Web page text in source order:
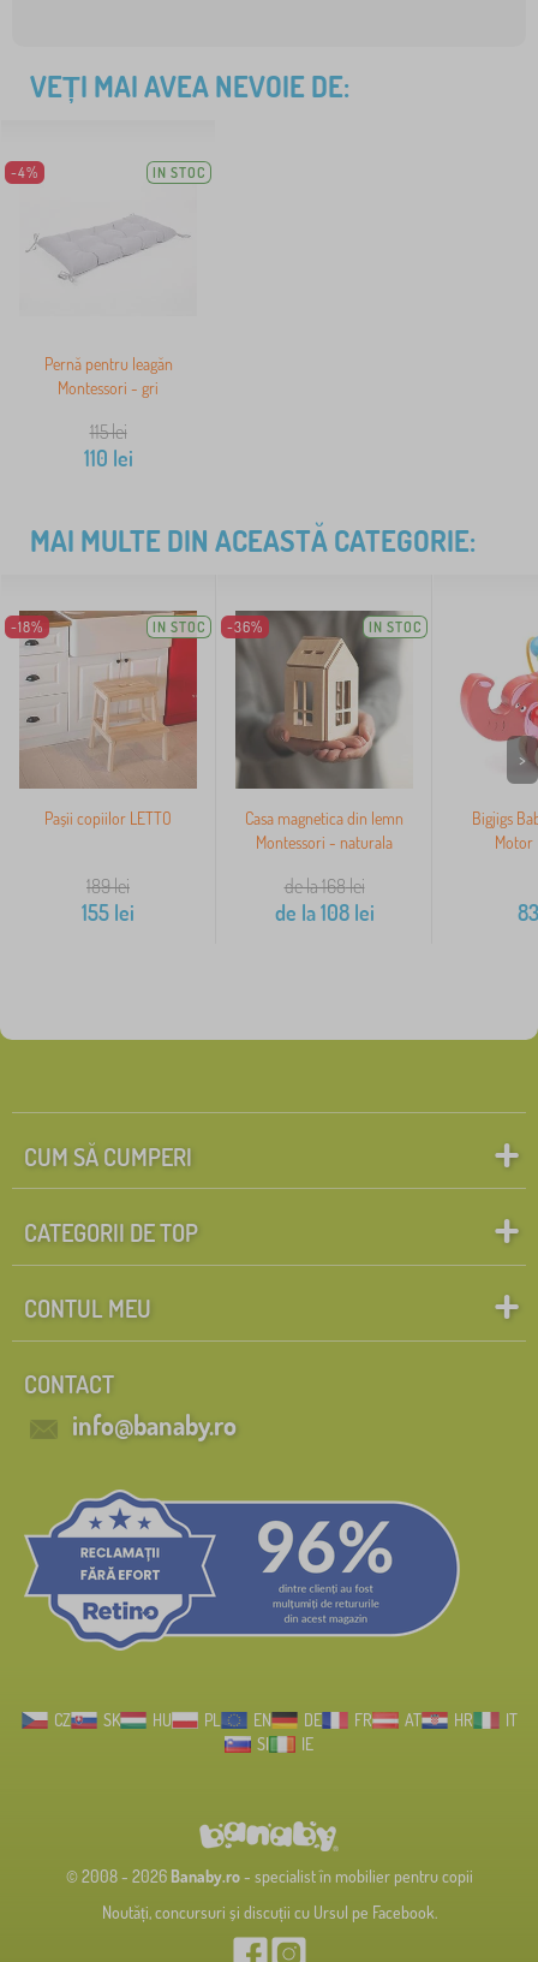
VEȚI MAI AVEA NEVOIE DE:
-4% IN STOC
Pernă pentru leagăn
Montessori - gri
115lei
110 lei
MAI MULTE DIN ACEASTĂ CATEGORIE:
-18% IN STOC
Pașii copiilor LETTO
189lei
155 lei
-36% IN STOC
Casa magnetica din lemn
Montessori - naturala
de la 168lei
de la108lei
Bigjigs
Motor
83
>
CUM SĂ CUMPERI
CATEGORII DE TOP
CONTUL MEU
CONTACT
info@banaby.ro
CZ SK HU PL EN DE FR AT HR
IT
SI
IE
© 2008 - 2026 Banaby.ro- specialist în mobilier pentru copii
Noutăți, concursuri și discuții cu Ursul pe Facebook.